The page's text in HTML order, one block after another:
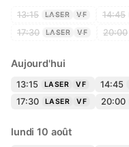
13:15 LASER VF 14:45
17:30 LASER VF 20:00
Aujourd'hui
13:15 LASER VF 14:45
17:30 LASER VF 20:00
lundi 10 août